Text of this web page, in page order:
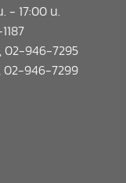
- 17:00 น.
02-946-7295
02-946-7299